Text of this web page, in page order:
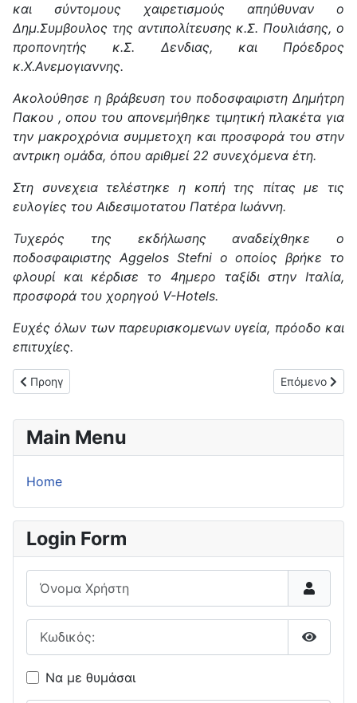
και σύντομους χαιρετισμούς απηύθυναν ο
Δημ.Συμβουλος της αντιπολίτευσης κ.Σ. Πουλιάσης, ο
προπονητής κ.Σ. Δενδιας, και Πρόεδρος
κ.Χ.Ανεμογιαννης.
Ακολούθησε η βράβευση του ποδοσφαιριστη Δημήτρη
Πακου , οπου του απονεμήθηκε τιμητική πλακέτα για
την μακροχρόνια συμμετοχη και προσφορά του στην
αντρικη ομάδα, όπου αριθμεί 22 συνεχόμενα έτη.
Στη συνεχεια τελέστηκε η κοπή της πίτας με τις
ευλογίες του Αιδεσιμοτατου Πατέρα Ιωάννη.
Τυχερός της εκδήλωσης αναδείχθηκε ο
ποδοσφαιριστης Aggelos Stefni ο οποίος βρήκε το
φλουρί και κέρδισε το 4ημερο ταξίδι στην Ιταλία,
προσφορά του χορηγού V-Hotels.
Ευχές όλων των παρευρισκομενων υγεία, πρόοδο και
επιτυχίες.
Προηγούμενο άρθρο: Ο πίνακας των σκόρερ της Α΄ ΕΠΣΚ (17η
Προηγ Επόμενο
Επόμενο
Main Menu
Home
Login Form
Όνομα Χρήστη
Να με θυμάσαι